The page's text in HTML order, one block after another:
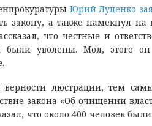
Юрий Луценко
закону, а также намекнул
что честные и
были уволены. Мол, этого
люстрации, тем
закона «Об очищении
что около 400 человек